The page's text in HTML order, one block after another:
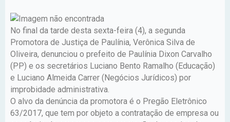
No final da tarde desta sexta-feira (4), a segunda
Promotora de Justiça de Paulínia, Verônica Silva de
Oliveira, denunciou o prefeito de Paulínia Dixon Carvalho
(PP) e os secretários Luciano Bento Ramalho (Educação)
e Luciano Almeida Carrer (Negócios Jurídicos) por
improbidade administrativa.
O alvo da denúncia da promotora é o Pregão Eletrônico
63/2017, que tem por objeto a contratação de empresa ou